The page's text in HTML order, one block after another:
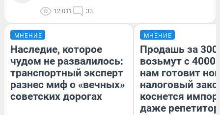
12 011 33
МНЕНИЕ
Наследие, которое
чудом не развалилось:
транспортный эксперт
разнес миф о «вечных»
советских дорогах
МНЕНИЕ
Продашь за
возьмут с
нам готовит
налоговый
коснется
даже